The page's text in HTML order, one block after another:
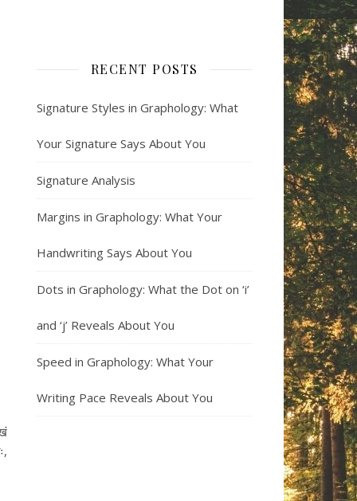
RECENT POSTS
Signature Styles in Graphology: What
Your Signature Says About You
Signature Analysis
Margins in Graphology: What Your
Handwriting Says About You
Dots in Graphology: What the Dot on ‘i’
and ‘j’ Reveals About You
Speed in Graphology: What Your
Writing Pace Reveals About You